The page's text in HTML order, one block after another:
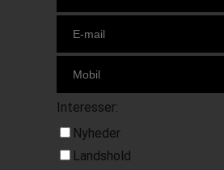
Interesser:
Nyheder
Landshold